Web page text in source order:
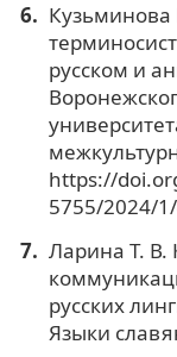
русском и
https://
5755/2024/
Ларина Т. В.
русских
Языки